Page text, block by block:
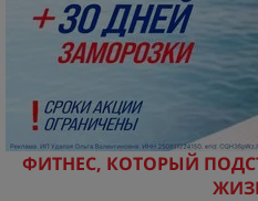
ФИТНЕС, КОТОРЫЙ